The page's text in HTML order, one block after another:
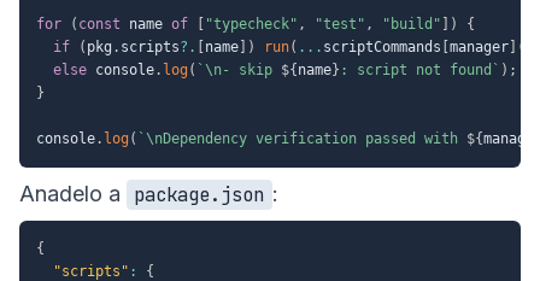
for ( const name of "typecheck" , "test" , "build" )
{
if
( pkg . scripts?. name ) run( ... scriptCommands manager (
else console. log ( ` \n- skip ${ name} : script not found ` ) ;
}
console. log ( ` \nDependency verification passed with ${
Anadelo a package.json :
{
"scripts" :
{